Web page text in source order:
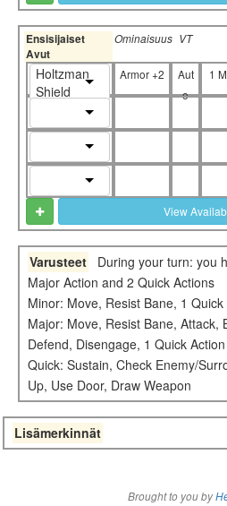
Ensisijaiset
Avut
Ominaisuus VT
Holtzman
Shield
Armor +2
Aut
o
1
View
Varusteet
During your turn: you
Major Action and 2 Quick Actions
Minor: Move, Resist Bane, 1 Quick
Major: Move, Resist Bane, Attack,
Defend, Disengage, 1 Quick Action
Quick: Sustain, Check Enemy/
Up, Use Door, Draw Weapon
Lisämerkinnät
Brought to you by